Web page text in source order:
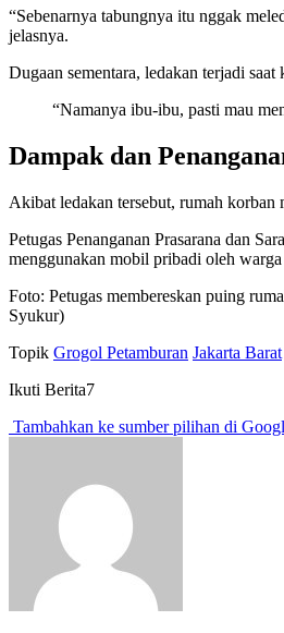
“Sebenarnya tabungnya itu nggak
jelasnya.
Dugaan sementara, ledakan terjadi
“Namanya ibu-ibu, pasti mau
Dampak dan
Akibat ledakan tersebut, rumah korban
Petugas Penanganan Prasarana dan
menggunakan mobil pribadi oleh
Foto: Petugas membereskan puing
Syukur)
Topik Grogol Petamburan Jakarta Barat
Ikuti Berita7
Tambahkan ke sumber pilihan di